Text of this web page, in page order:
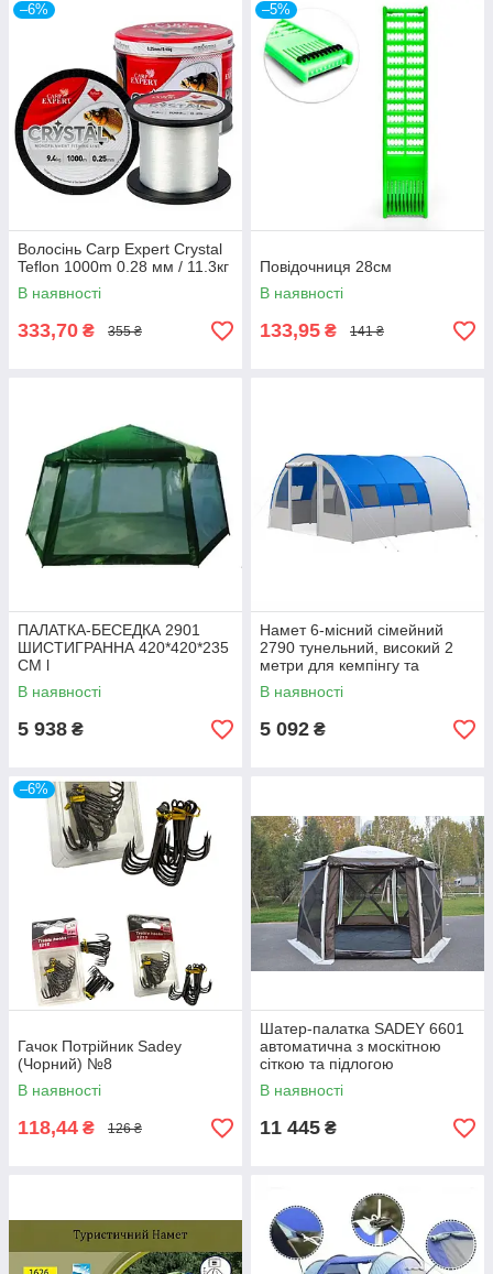
–6%
Волосінь Carp Expert Crystal
Teflon 1000m 0.28 мм / 11.3кг
В наявності
333,70 ₴ 355 ₴
–5%
Повідочниця 28см
В наявності
133,95 ₴ 141 ₴
ПАЛАТКА-БЕСЕДКА 2901
ШИСТИГРАННА 420*420*235
СМ l
В наявності
5 938 ₴
Намет 6-місний сімейний
2790 тунельний, високий 2
метри для кемпінгу та
відпочинку
В наявності
5 092 ₴
–6%
Гачок Потрійник Sadey
(Чорний) №8
В наявності
118,44 ₴ 126 ₴
Шатер-палатка SADEY 6601
автоматична з москітною
сіткою та підлогою
360×320×245 см
В наявності
11 445 ₴